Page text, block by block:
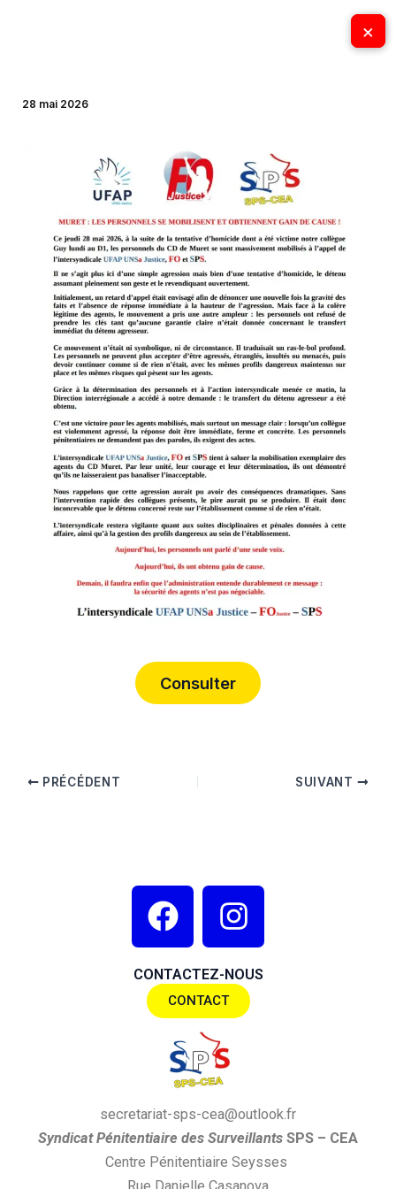
×
28 mai 2026
Consulter
PRÉCÉDENT SUIVANT
F
a
c
e
b
o
o
k
I
n
s
t
a
a
m
CONTACTEZ-NOUS
CONTACT
secretariat-sps-cea@outlook.fr
SyndicatPénitentiaire des Surveillants SPS – CEA
Centre Pénitentiaire Seysses
Rue Danielle Casanova
×